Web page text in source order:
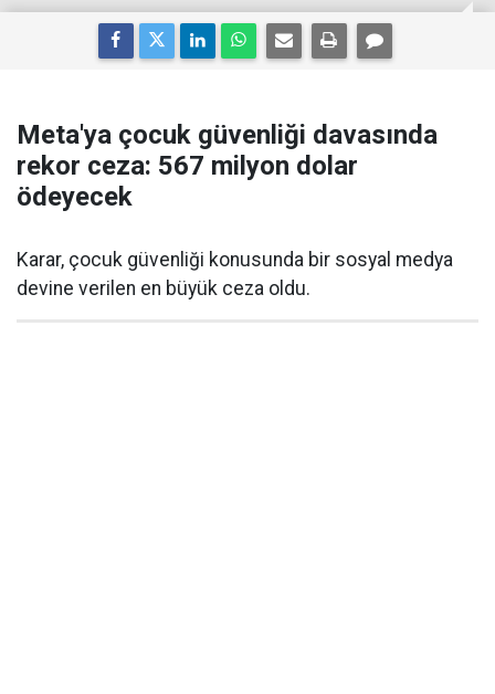
Meta'ya çocuk güvenliği davasında
rekor ceza: 567 milyon dolar
ödeyecek
Karar, çocuk güvenliği konusunda bir sosyal medya
devine verilen en büyük ceza oldu.